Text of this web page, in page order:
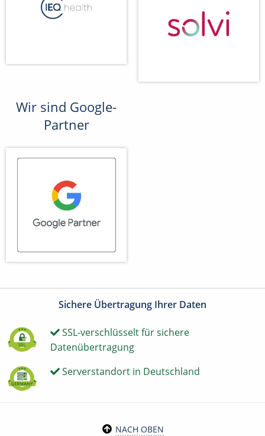
Wir sind Google-
Partner
Sichere Übertragung Ihrer Daten
SSL-verschlüsselt für sichere
Datenübertragung
Serverstandort in Deutschland
NACH OBEN